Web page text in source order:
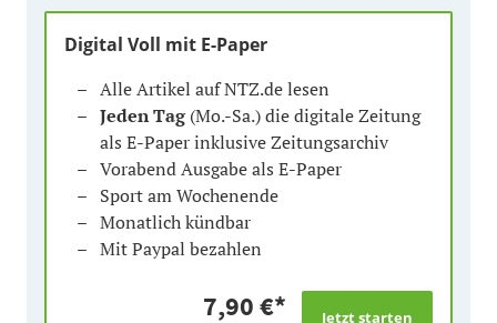
Digital Voll mit E-Paper
Alle Artikel auf NTZ.de lesen
Jeden Tag(Mo.-Sa.) die digitale Zeitung
als E-Paper inklusive Zeitungsarchiv
Vorabend Ausgabe als E-Paper
Sport am Wochenende
Monatlich kündbar
Mit Paypal bezahlen
7,90 €*